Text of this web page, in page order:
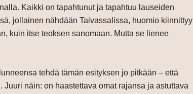
Kaikki on tapahtunut ja tapahtuu lauseiden
jollainen nähdään Taivassalissa, huomio kiinnittyy
kuin itse teoksen sanomaan. Mutta se lienee
tehdä tämän esityksen jo pitkään – että
näin: on haastettava omat rajansa ja astuttava